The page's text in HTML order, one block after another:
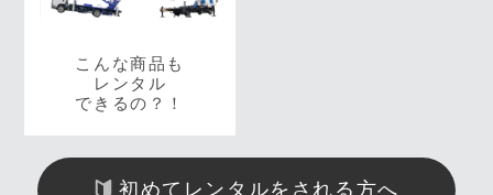
こんな商品も
レンタル
できるの？！
初めてレンタルをされる方へ